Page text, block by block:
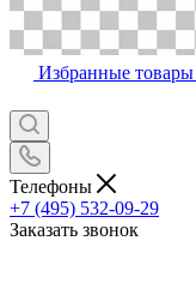
Избранные товары
Телефоны
+7 (495) 532-09-29
Заказать звонок